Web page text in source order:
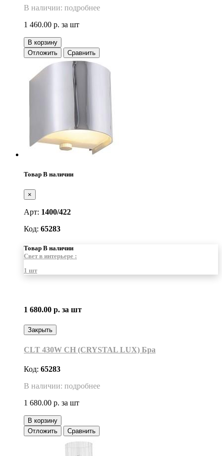
В наличии: подробнее
1 460.00 р. за шт
В корзину
Отложить
Сравнить
Товар В наличии
×
Арт: 1400/422
Код: 65283
Товар В наличии
Свет в интерьере :
1 шт
1 680.00 р. за шт
Закрыть
CLT 430W CH (CRYSTAL LUX) Бра
Код: 65283
В наличии: подробнее
1 680.00 р. за шт
В корзину
Отложить
Сравнить